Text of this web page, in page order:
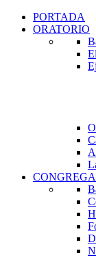
PORTADA
ORATORIO